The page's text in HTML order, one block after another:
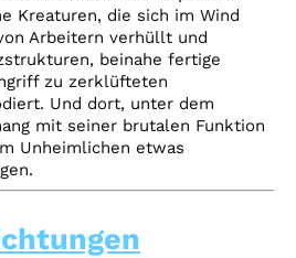
Kreaturen, die sich im Wind
Arbeitern verhüllt und
beinahe fertige
zu zerklüfteten
Und dort, unter dem
mit seiner brutalen Funktion
Unheimlichen etwas